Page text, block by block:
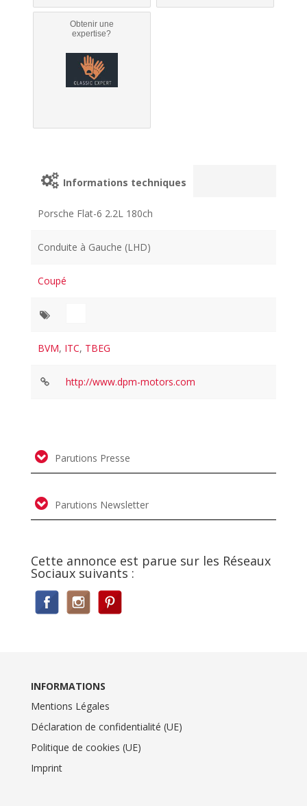
Obtenir une
expertise?
Informations techniques
Porsche Flat-6 2.2L 180ch
Conduite à Gauche (LHD)
Coupé
BVM, ITC, TBEG
http://www.dpm-motors.com
Parutions Presse
Parutions Newsletter
Cette annonce est parue sur les Réseaux
Sociaux suivants :
INFORMATIONS
Mentions Légales
Déclaration de confidentialité (UE)
Politique de cookies (UE)
Imprint